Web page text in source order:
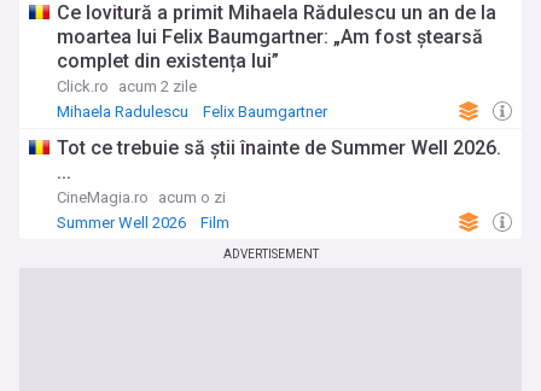
Ce lovitură a primit Mihaela Rădulescu un an de la
moartea lui Felix Baumgartner: „Am fost ștearsă
complet din existența lui”
Click.ro
acum 2 zile
Mihaela Radulescu
Felix Baumgartner
Tot ce trebuie să știi înainte de Summer Well 2026.
...
CineMagia.ro
acum o zi
Summer Well 2026
Film
ADVERTISEMENT